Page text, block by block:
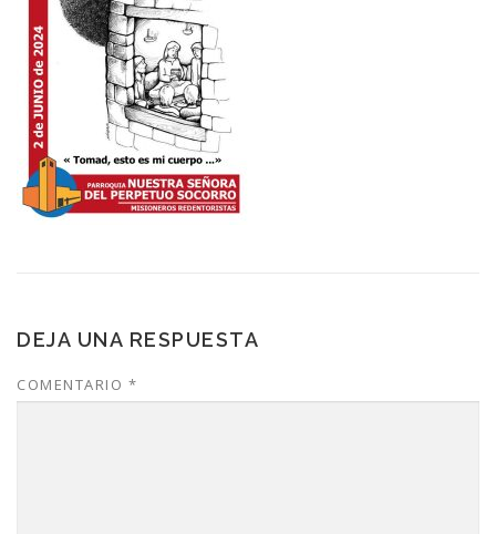
DEJA UNA RESPUESTA
COMENTARIO *